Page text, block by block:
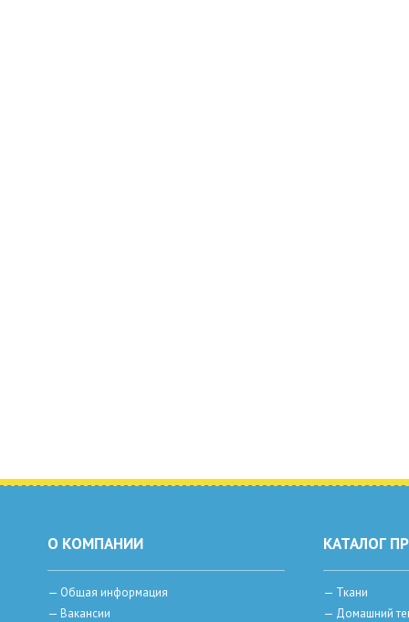
О КОМПАНИИ
— Общая информация
— Вакансии
КАТАЛОГ
— Ткани
— Домашний